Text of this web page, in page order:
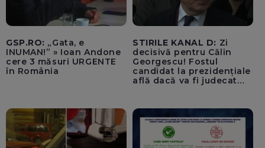
GSP.RO: „Gata, e
INUMAN!” » Ioan Andone
cere 3 măsuri URGENTE
în România
STIRILE KANAL D: Zi
decisivă pentru Călin
Georgescu! Fostul
candidat la prezidențiale
află dacă va fi judecat